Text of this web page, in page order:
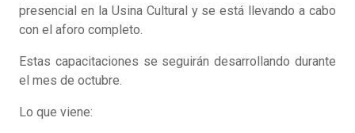
presencial en la Usina Cultural y se está llevando a cabo
con el aforo completo.
Estas capacitaciones se seguirán desarrollando durante
el mes de octubre.
Lo que viene: